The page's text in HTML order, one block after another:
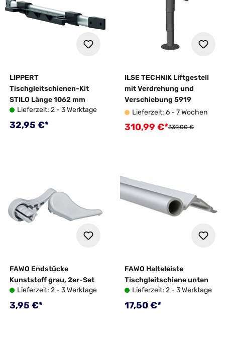
LIPPERT
Tischgleitschienen-Kit
STILO Länge 1062 mm
Lieferzeit: 2 - 3 Werktage
Regulärer Preis:
32,95 €*
ILSE TECHNIK Liftgestell
mit Verdrehung und
Verschiebung 5919
Lieferzeit: 6 - 7 Wochen
Verkaufspreis:
310,99 €*Regulärer Preis:
339,00 €
FAWO Endstücke
Kunststoff grau, 2er-Set
Lieferzeit: 2 - 3 Werktage
Regulärer Preis:
3,95 €*
FAWO Halteleiste
Tischgleitschiene unten
Lieferzeit: 2 - 3 Werktage
Regulärer Preis:
17,50 €*